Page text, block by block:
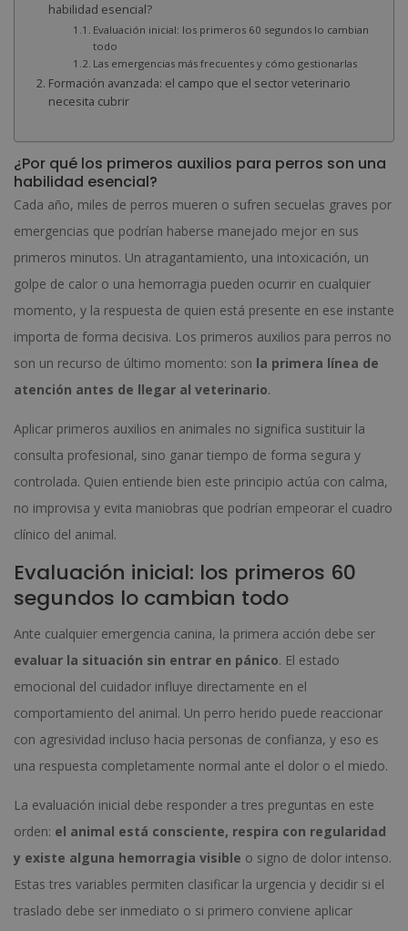
habilidad esencial?
Evaluación inicial: los primeros 60 segundos lo cambian
todo
Las emergencias más frecuentes y cómo gestionarlas
Formación avanzada: el campo que el sector veterinario
necesita cubrir
¿Por qué los primeros auxilios para perros son una
habilidad esencial?
Cada año, miles de perros mueren o sufren secuelas graves por
emergencias que podrían haberse manejado mejor en sus
primeros minutos. Un atragantamiento, una intoxicación, un
golpe de calor o una hemorragia pueden ocurrir en cualquier
momento, y la respuesta de quien está presente en ese instante
importa de forma decisiva. Los primeros auxilios para perros no
son un recurso de último momento: son la primera línea de
atención antes de llegar al veterinario.
Aplicar primeros auxilios en animales no significa sustituir la
consulta profesional, sino ganar tiempo de forma segura y
controlada. Quien entiende bien este principio actúa con calma,
no improvisa y evita maniobras que podrían empeorar el cuadro
clínico del animal.
Evaluación inicial: los primeros 60
segundos lo cambian todo
Ante cualquier emergencia canina, la primera acción debe ser
evaluar la situación sin entrar en pánico. El estado
emocional del cuidador influye directamente en el
comportamiento del animal. Un perro herido puede reaccionar
con agresividad incluso hacia personas de confianza, y eso es
una respuesta completamente normal ante el dolor o el miedo.
La evaluación inicial debe responder a tres preguntas en este
orden: el animal está consciente, respira con regularidad
y existe alguna hemorragia visible o signo de dolor intenso.
Estas tres variables permiten clasificar la urgencia y decidir si el
traslado debe ser inmediato o si primero conviene aplicar